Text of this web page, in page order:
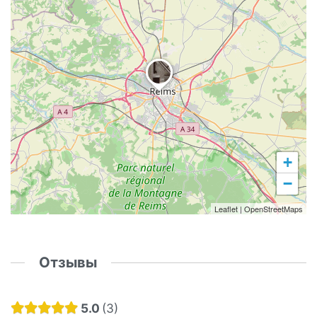
+
−
Leaflet | OpenStreetMaps
Отзывы
5.0 3